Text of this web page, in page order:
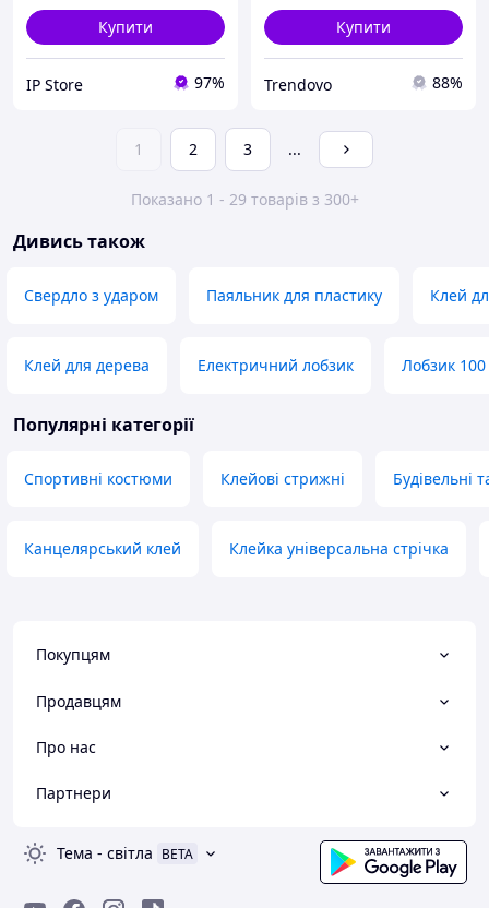
Купити
IP Store 97%
Купити
Trendovo 88%
1 2 3 ...
Показано 1 - 29 товарів з 300+
Дивись також
Свердло з ударом Паяльник для пластику Клей
Клей для дерева Електричний лобзик Лобзик
Популярні категорії
Спортивні костюми Клейові стрижні Будівельні
Канцелярський клей Клейка універсальна стрічка
Покупцям
Продавцям
Про нас
Партнери
Тема - світла BETA